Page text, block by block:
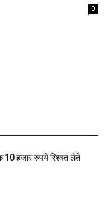
0
10 हजार रुपये रिश्वत लेते